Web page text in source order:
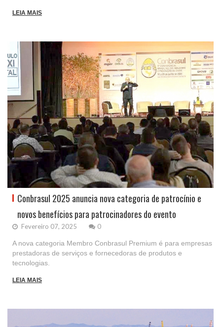
LEIA MAIS
Conbrasul 2025 anuncia nova categoria de patrocínio e
novos benefícios para patrocinadores do evento
Fevereiro 07, 2025 0
A nova categoria Membro Conbrasul Premium é para empresas
prestadoras de serviços e fornecedoras de produtos e
tecnologias.
LEIA MAIS